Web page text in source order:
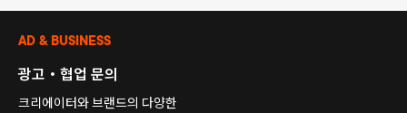
AD & BUSINESS
광고・협업 문의
크리에이터와 브랜드의 다양한